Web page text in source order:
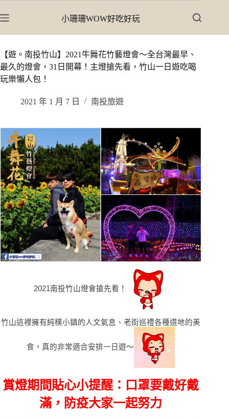
至
內
容
小珊珊WOW好吃好玩
【遊。南投竹山】2021牛舞花竹藝燈會〜全台灣最早、
最久的燈會，31日開幕！主燈搶先看，竹山一日遊吃喝
玩樂懶人包！
2021 年 1 月 7 日 南投旅遊
2021南投竹山燈會搶先看！
竹山這裡擁有純樸小鎮的人文氣息、老街巡禮各種道地的美
食，真的非常適合安排一日遊〜
賞燈期間貼心小提醒 ：口罩要戴好戴
滿，防疫大家一起努力